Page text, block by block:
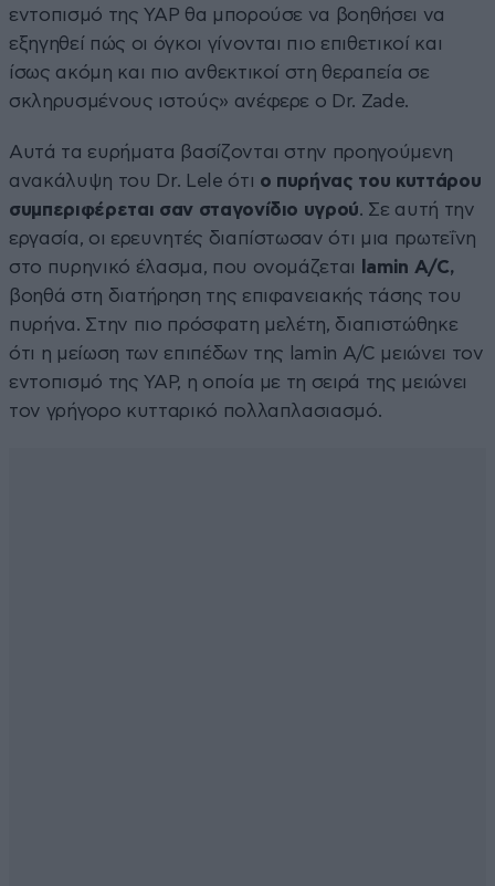
εντοπισμό της YAP θα μπορούσε να βοηθήσει να
εξηγηθεί πώς οι όγκοι γίνονται πιο επιθετικοί και
ίσως ακόμη και πιο ανθεκτικοί στη θεραπεία σε
σκληρυσμένους ιστούς» ανέφερε ο Dr. Zade.
Αυτά τα ευρήματα βασίζονται στην προηγούμενη
ανακάλυψη του Dr. Lele ότι ο πυρήνας του κυττάρου
συμπεριφέρεται σαν σταγονίδιο υγρού. Σε αυτή την
εργασία, οι ερευνητές διαπίστωσαν ότι μια πρωτεΐνη
στο πυρηνικό έλασμα, που ονομάζεται
lamin A/C,
βοηθά στη διατήρηση της επιφανειακής τάσης του
πυρήνα. Στην πιο πρόσφατη μελέτη, διαπιστώθηκε
ότι η μείωση των επιπέδων της lamin A/C μειώνει τον
εντοπισμό της YAP, η οποία με τη σειρά της μειώνει
τον γρήγορο κυτταρικό πολλαπλασιασμό.